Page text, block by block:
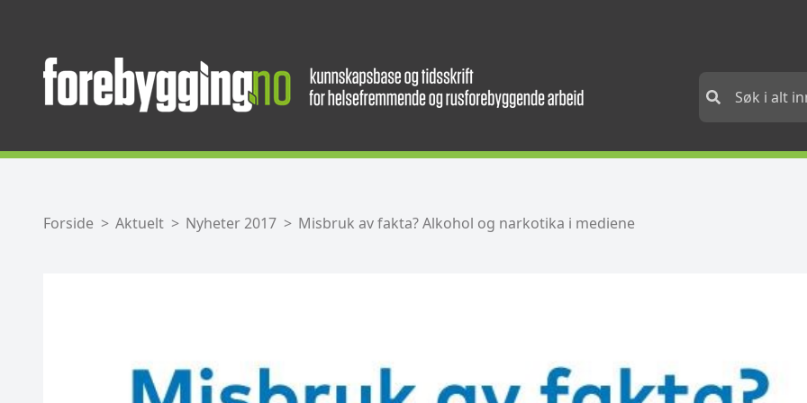
Forside Aktuelt Nyheter 2017 Misbruk av fakta? Alkohol og narkotika i mediene